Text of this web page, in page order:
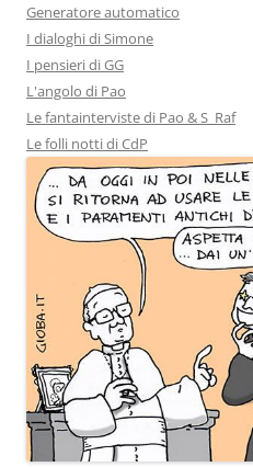
Generatore automatico
I dialoghi di Simone
I pensieri di GG
L'angolo di Pao
Le fantainterviste di Pao & S_Raf
Le folli notti di CdP